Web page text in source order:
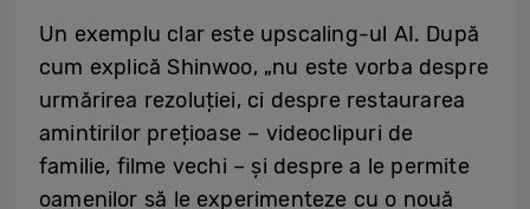
Un exemplu clar este upscaling-ul AI. După
cum explică Shinwoo, „nu este vorba despre
urmărirea rezoluției, ci despre restaurarea
amintirilor prețioase – videoclipuri de
familie, filme vechi – și despre a le permite
oamenilor să le experimenteze cu o nouă